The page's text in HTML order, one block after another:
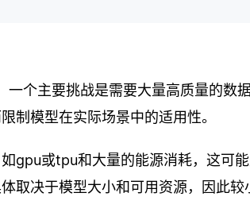
个主要挑战是需要大量高质量的数据
制模型在实际场景中的适用性。
gpu或tpu和大量的能源消耗，这可
取决于模型大小和可用资源，因此较